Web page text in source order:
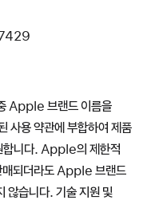
Apple 브랜드 이름을
사용 약관에 부합하여 제품
합니다. Apple의 제한적
되더라도 Apple 브랜드
않습니다. 기술 지원 및